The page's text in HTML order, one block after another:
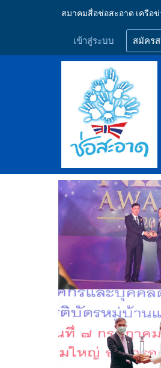
สมาคมสื่อช่อสะอาด เครือ
เข้าสู่ระบบ สมัคร